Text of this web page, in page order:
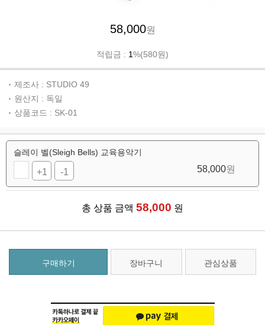
58,000원
적립금 : 1%(580원)
제조사 : STUDIO 49
원산지 : 독일
상품코드 : SK-01
슬레이 벨(Sleigh Bells) 교육용악기
+1 -1 58,000원
총 상품 금액 58,000 원
구매하기 장바구니 관심상품